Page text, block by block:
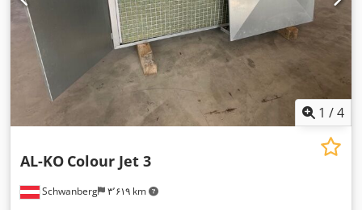
1 /4
Schwanberg ۳٬۶۱۹ km
AL-KO Colour Jet 3